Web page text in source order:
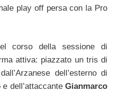
play off persa con la Pro
corso della sessione di
attiva: piazzato un tris di
dell’esterno di
e dell’attaccanteGianmarco